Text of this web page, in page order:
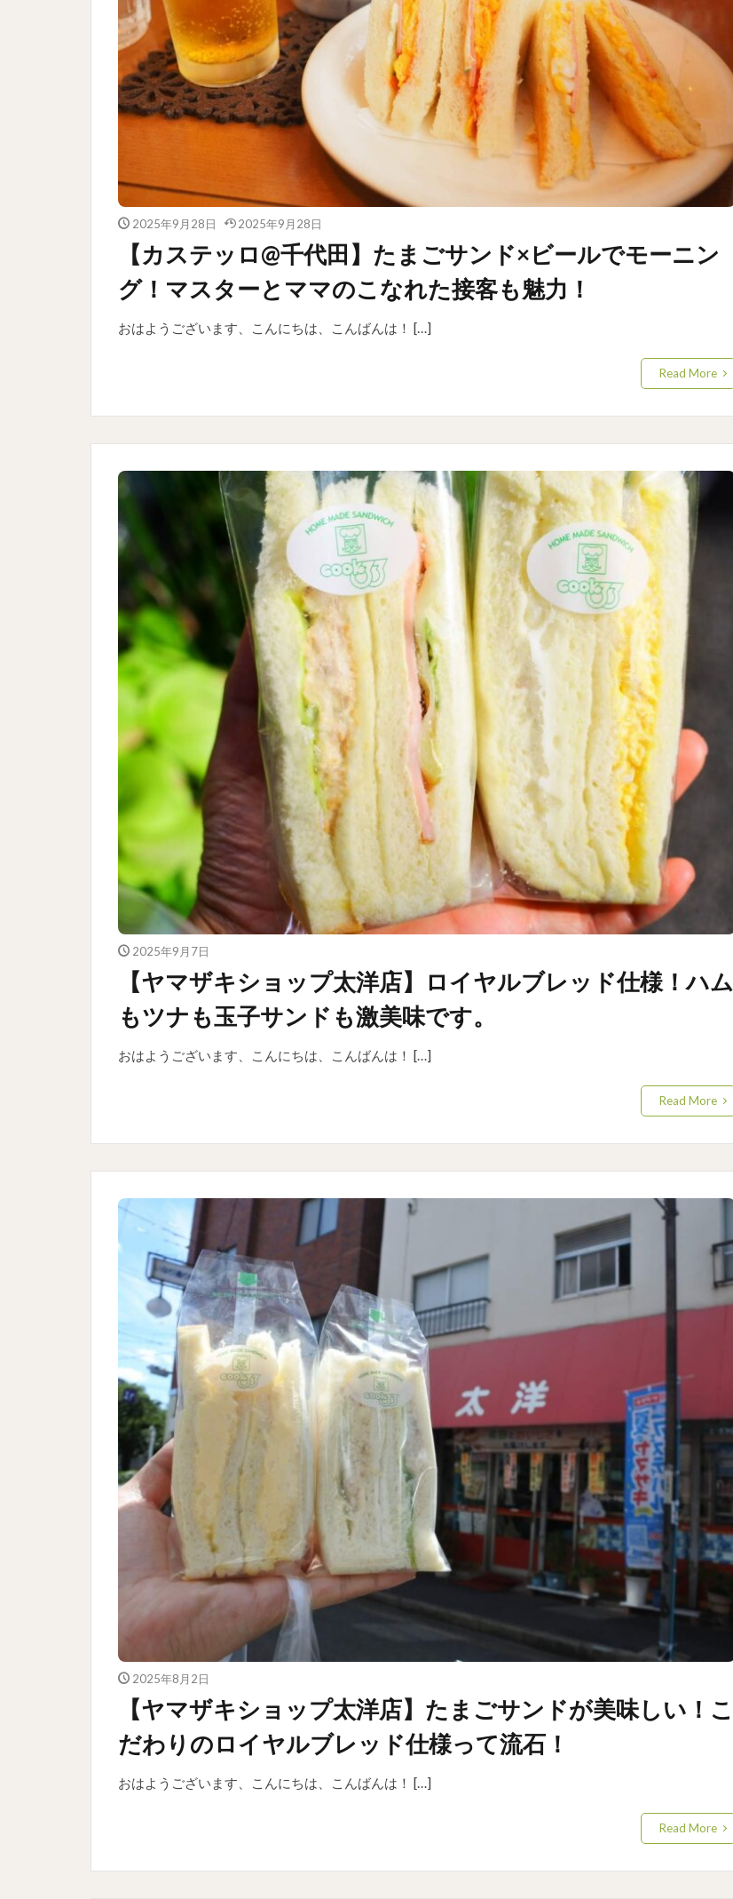
2025年9月28日 2025年9月28日
【カステッロ@千代田】たまごサンド×ビールでモーニン
グ！マスターとママのこなれた接客も魅力！
おはようございます、こんにちは、こんばんは！ […]
Read More
2025年9月7日
【ヤマザキショップ太洋店】ロイヤルブレッド仕様！ハム
もツナも玉子サンドも激美味です。
おはようございます、こんにちは、こんばんは！ […]
Read More
2025年8月2日
【ヤマザキショップ太洋店】たまごサンドが美味しい！こ
だわりのロイヤルブレッド仕様って流石！
おはようございます、こんにちは、こんばんは！ […]
Read More